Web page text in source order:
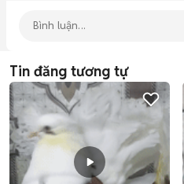
Tin đăng tương tự